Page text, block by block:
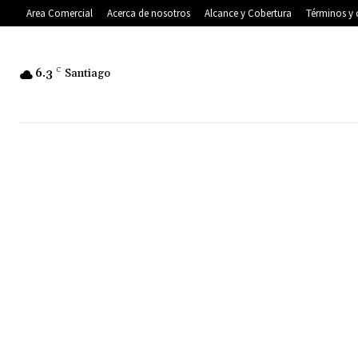
Area Comercial Acerca de nosotros Alcance y Cobertura Términos y
6.3 C Santiago